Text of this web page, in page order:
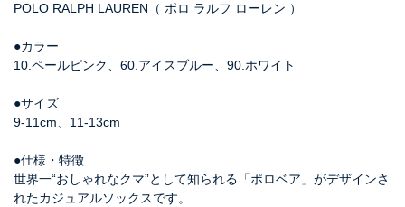
POLO RALPH LAUREN（ ポロ ラルフ ローレン ）
●カラー
10.ペールピンク、60.アイスブルー、90.ホワイト
●サイズ
9-11cm、11-13cm
●仕様・特徴
世界一“おしゃれなクマ”として知られる「ポロベア」がデザインさ
れたカジュアルソックスです。